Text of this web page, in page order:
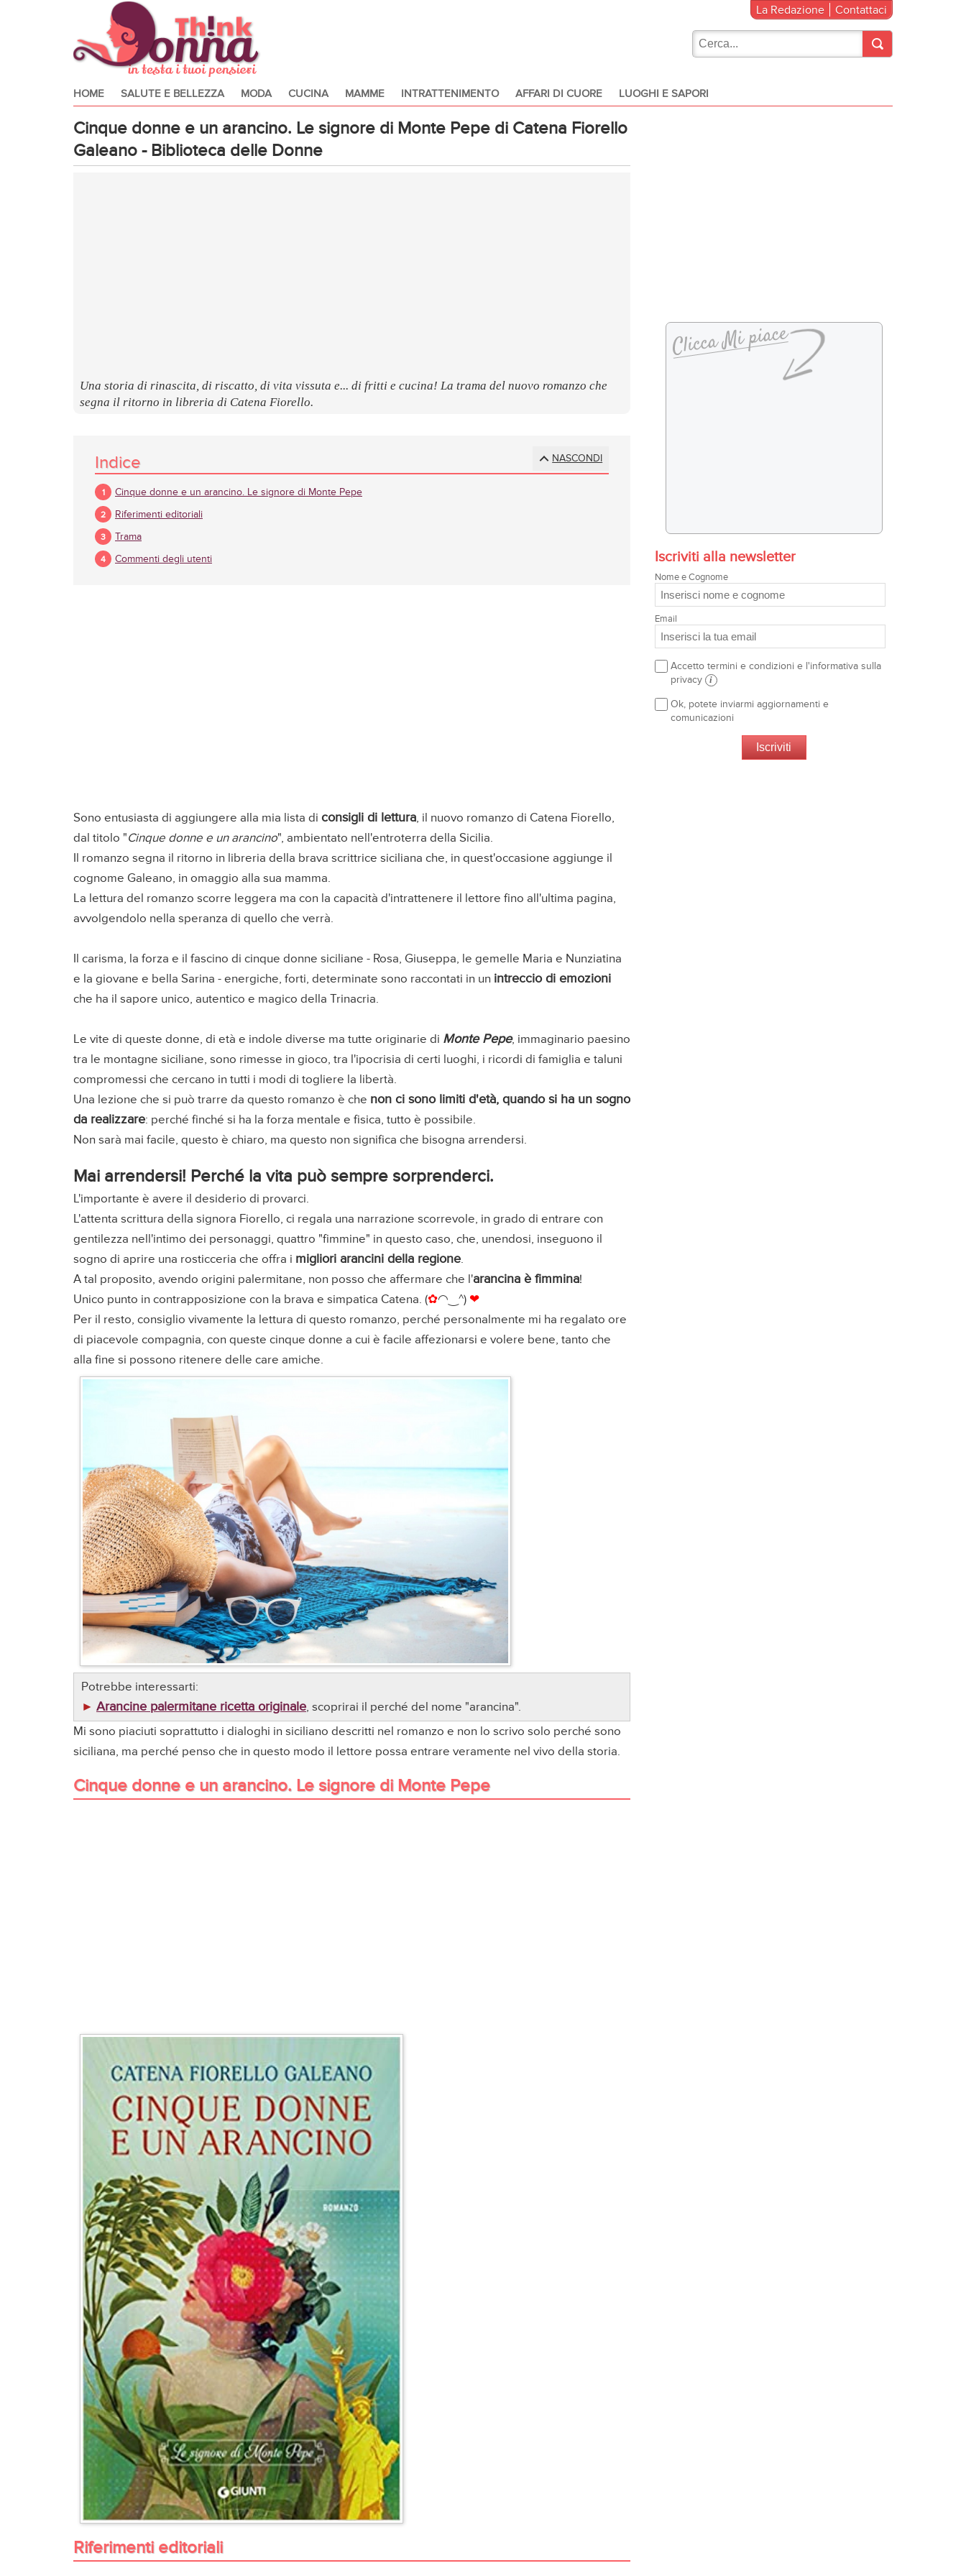
La Redazione Contattaci
HOME SALUTE E BELLEZZA MODA CUCINA MAMME INTRATTENIMENTO AFFARI DI CUORE LUOGHI E SAPORI
Cinque donne e un arancino. Le signore di Monte Pepe di Catena Fiorello
Galeano - Biblioteca delle Donne
Una storia di rinascita, di riscatto, di vita vissuta e... di fritti e cucina! La trama del nuovo romanzo che
segna il ritorno in libreria di Catena Fiorello.
NASCONDI
Indice
Cinque donne e un arancino. Le signore di Monte Pepe
Riferimenti editoriali
Trama
Commenti degli utenti
Sono entusiasta di aggiungere alla mia lista di consigli di lettura, il nuovo romanzo di Catena Fiorello,
dal titolo "Cinque donne e un arancino", ambientato nell'entroterra della Sicilia.
Il romanzo segna il ritorno in libreria della brava scrittrice siciliana che, in quest'occasione aggiunge il
cognome Galeano, in omaggio alla sua mamma.
La lettura del romanzo scorre leggera ma con la capacità d'intrattenere il lettore fino all'ultima pagina,
avvolgendolo nella speranza di quello che verrà.
Il carisma, la forza e il fascino di cinque donne siciliane - Rosa, Giuseppa, le gemelle Maria e Nunziatina
e la giovane e bella Sarina - energiche, forti, determinate sono raccontati in un intreccio di emozioni
che ha il sapore unico, autentico e magico della Trinacria.
Le vite di queste donne, di età e indole diverse ma tutte originarie di Monte Pepe, immaginario paesino
tra le montagne siciliane, sono rimesse in gioco, tra l'ipocrisia di certi luoghi, i ricordi di famiglia e taluni
compromessi che cercano in tutti i modi di togliere la libertà.
Una lezione che si può trarre da questo romanzo è che non ci sono limiti d'età, quando si ha un sogno
da realizzare: perché finché si ha la forza mentale e fisica, tutto è possibile.
Non sarà mai facile, questo è chiaro, ma questo non significa che bisogna arrendersi.
Mai arrendersi! Perché la vita può sempre sorprenderci.
L'importante è avere il desiderio di provarci.
L'attenta scrittura della signora Fiorello, ci regala una narrazione scorrevole, in grado di entrare con
gentilezza nell'intimo dei personaggi, quattro "fimmine" in questo caso, che, unendosi, inseguono il
sogno di aprire una rosticceria che offra i migliori arancini della regione.
A tal proposito, avendo origini palermitane, non posso che affermare che l'arancina è fimmina!
Unico punto in contrapposizione con la brava e simpatica Catena. (✿◠‿^) ❤
Per il resto, consiglio vivamente la lettura di questo romanzo, perché personalmente mi ha regalato ore
di piacevole compagnia, con queste cinque donne a cui è facile affezionarsi e volere bene, tanto che
alla fine si possono ritenere delle care amiche.
Potrebbe interessarti:
► Arancine palermitane ricetta originale, scoprirai il perché del nome "arancina".
Mi sono piaciuti soprattutto i dialoghi in siciliano descritti nel romanzo e non lo scrivo solo perché sono
siciliana, ma perché penso che in questo modo il lettore possa entrare veramente nel vivo della storia.
Cinque donne e un arancino. Le signore di Monte Pepe
Riferimenti editoriali
Iscriviti alla newsletter
Nome e Cognome
Email
Accetto termini e condizioni e l'informativa sulla
privacy i
Ok, potete inviarmi aggiornamenti e
comunicazioni